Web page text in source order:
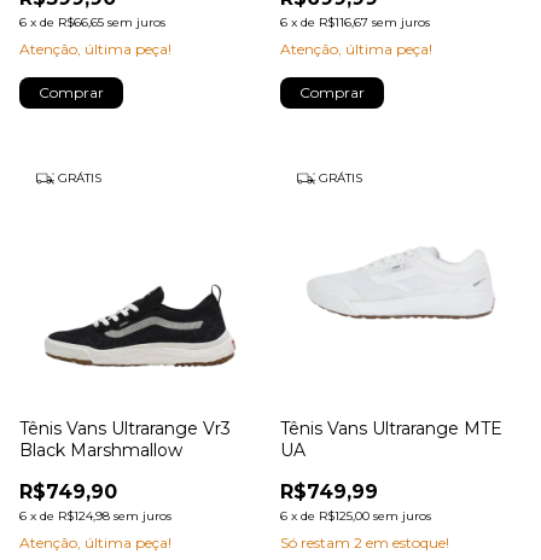
6 x de R$66,65 sem juros
Atenção, última peça!
Comprar
6 x de R$116,67 sem juros
Atenção, última peça!
Comprar
GRÁTIS
Tênis Vans Ultrarange Vr3
Black Marshmallow
R$749,90
6 x de R$124,98 sem juros
Atenção, última peça!
GRÁTIS
Tênis Vans Ultrarange MTE
UA
R$749,99
6 x de R$125,00 sem juros
Só restam 2 em estoque!